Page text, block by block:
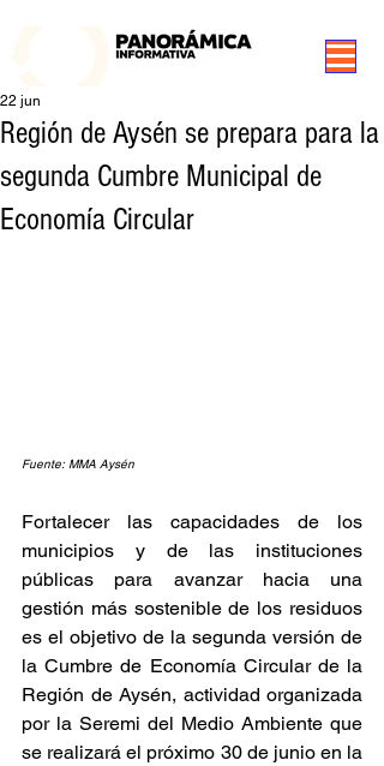
Región de Aysén se prepara para la
segunda Cumbre Municipal de
Economía Circular
22 jun
Fuente: MMA Aysén
Fortalecer las capacidades de los
municipios y de las instituciones
públicas para avanzar hacia una
gestión más sostenible de los residuos
es el objetivo de la segunda versión de
la Cumbre de Economía Circular de la
Región de Aysén, actividad organizada
por la Seremi del Medio Ambiente que
se realizará el próximo 30 de junio en la